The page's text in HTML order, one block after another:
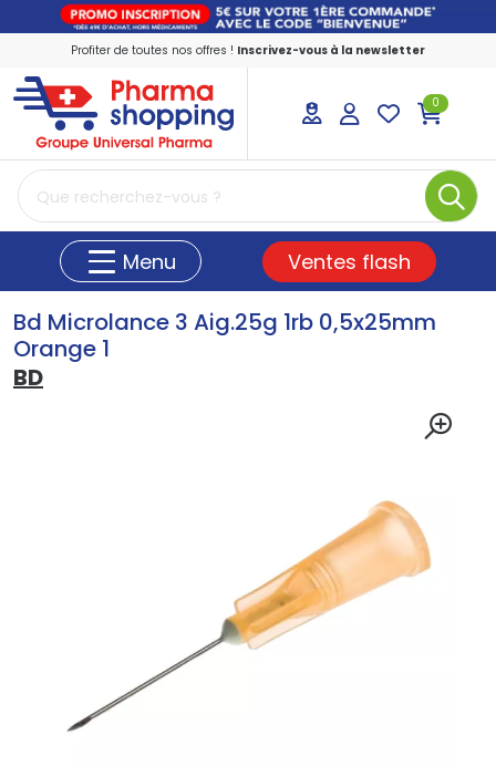
Profiter de toutes nos offres ! Inscrivez-vous à la newsletter
PharmaShopping Votre pharmacie en
0
Menu Ventes flash
Bd Microlance 3 Aig.25g 1rb 0,5x25mm
Orange 1
BD